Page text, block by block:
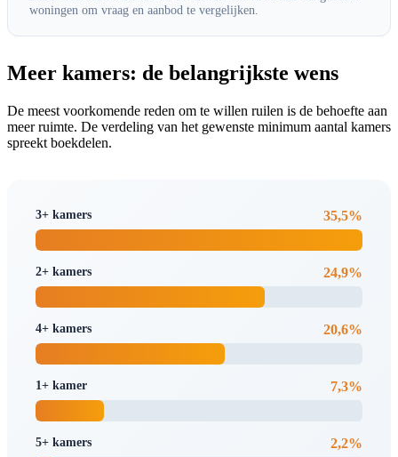
woningen om vraag en aanbod te vergelijken.
Meer kamers: de belangrijkste wens
De meest voorkomende reden om te willen ruilen is de behoefte aan
meer ruimte. De verdeling van het gewenste minimum aantal kamers
spreekt boekdelen.
3+ kamers 35,5%
2+ kamers 24,9%
4+ kamers 20,6%
1+ kamer 7,3%
5+ kamers 2,2%